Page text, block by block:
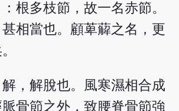
：根多枝節，故一名赤節。
相當也。顧萆薢之名，更
，解脫也。風寒濕相合成
骨節之外，致腰脊骨節強